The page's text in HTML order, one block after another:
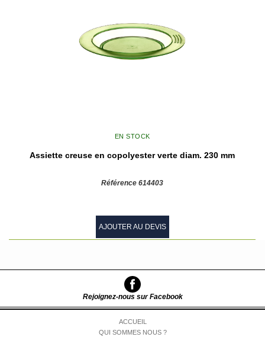
EN STOCK
Assiette creuse en copolyester verte diam. 230 mm
Référence 614403
AJOUTER AU DEVIS
Rejoignez-nous sur Facebook
ACCUEIL
QUI SOMMES NOUS ?